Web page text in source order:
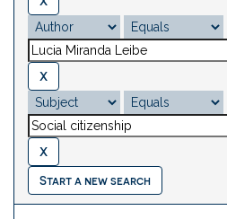
Start a new search